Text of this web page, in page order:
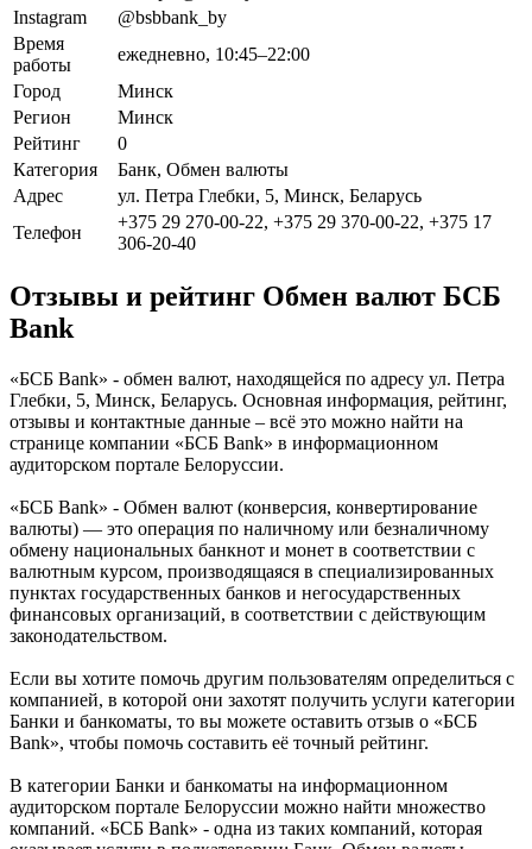
Instagram
@bsbbank_by
Время
работы
ежедневно, 10:45–22:00
Город
Минск
Регион
Минск
Рейтинг
0
Категория
Банк, Обмен валюты
Адрес
ул. Петра Глебки, 5, Минск, Беларусь
Телефон
+375 29 270-00-22, +375 29 370-00-22, +375 17
306-20-40
Отзывы и рейтинг Обмен валют БСБ
Bank
«БСБ Bank» - обмен валют, находящейся по адресу ул. Петра
Глебки, 5, Минск, Беларусь. Основная информация, рейтинг,
отзывы и контактные данные – всё это можно найти на
странице компании «БСБ Bank» в информационном
аудиторском портале Белоруссии.
«БСБ Bank» - Обмен валют (конверсия, конвертирование
валюты) — это операция по наличному или безналичному
обмену национальных банкнот и монет в соответствии с
валютным курсом, производящаяся в специализированных
пунктах государственных банков и негосударственных
финансовых организаций, в соответствии с действующим
законодательством.
Если вы хотите помочь другим пользователям определиться с
компанией, в которой они захотят получить услуги категории
Банки и банкоматы, то вы можете оставить отзыв о «БСБ
Bank», чтобы помочь составить её точный рейтинг.
В категории Банки и банкоматы на информационном
аудиторском портале Белоруссии можно найти множество
компаний. «БСБ Bank» - одна из таких компаний, которая